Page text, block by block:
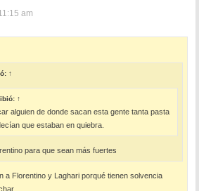
am
↑
↑
alguien de donde sacan esta gente tanta pasta
que estaban en quiebra.
para que sean más fuertes
a Florentino y Laghari porqué tienen solvencia
.